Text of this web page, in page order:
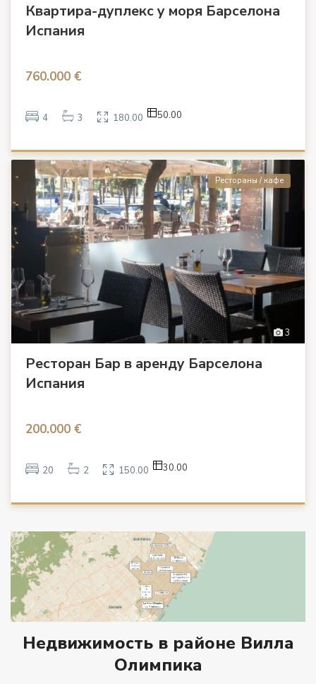
Квартира-дуплекс у моря Барселона
Испания
760.000 €
4 3 180.00 50.00
3
Рестораны / кафе
Ресторан Бар в аренду Барселона
Испания
200.000 €
20 2 150.00 30.00
Недвижимость в районе Вилла
Олимпика